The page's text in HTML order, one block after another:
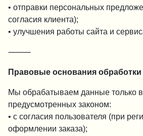
• отправки персональных
согласия клиента);
• улучшения работы сайта и
⸻
Правовые основания обработки
Мы обрабатываем данные только в
предусмотренных законом:
• с согласия пользователя (при
оформлении заказа);